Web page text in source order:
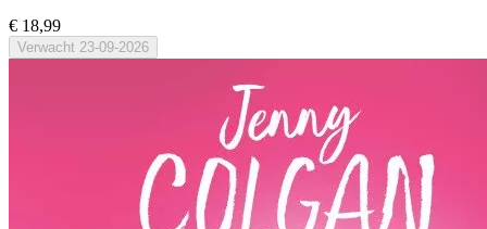
€ 18,99
Verwacht 23-09-2026